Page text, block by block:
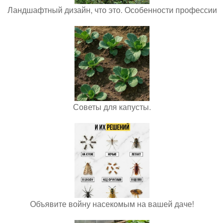
Ландшафтный дизайн, что это. Особенности профессии
Советы для капусты.
Объявите войну насекомым на вашей даче!